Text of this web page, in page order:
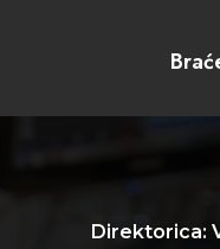
Direktorica: